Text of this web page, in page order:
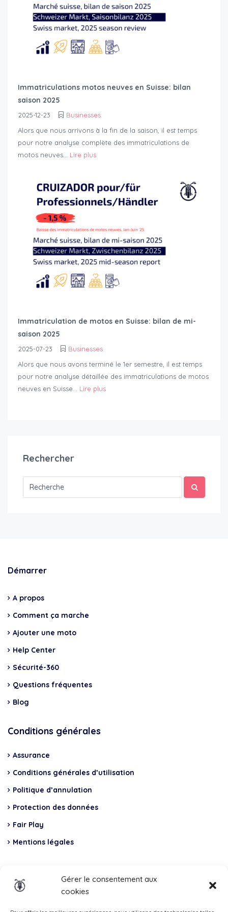
Gérer le consentement aux
cookies
Immatriculations motos neuves en Suisse: bilan
saison 2025
2025-12-23
Businesses
Alors que nous arrivons à la fin de la saison, il est temps
pour notre analyse complète des immatriculations de
motos neuves... Lire plus
Immatriculation de motos en Suisse: bilan de mi-
saison 2025
2025-07-23
Businesses
Alors que nous avons terminé le 1er semestre, il est temps
pour notre analyse détaillée des immatriculations de motos
neuves en Suisse... Lire plus
Rechercher
Démarrer
A propos
Comment ça marche
Ajouter une moto
Help Center
Sécurité-360
Questions fréquentes
Blog
Conditions générales
Assurance
Conditions générales d’utilisation
Politique d’annulation
Protection des données
Fair Play
Mentions légales
Total Casco, Partner